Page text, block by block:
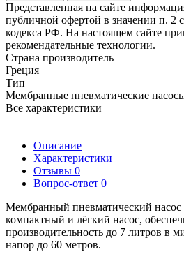
Представленная на сайте
публичной офертой в значении п. 2
кодекса РФ. На настоящем сайте
рекомендательные технологии.
Страна производитель
Греция
Тип
Мембранные пневматические
Все характеристики
Описание
Характеристики
Отзывы 0
Вопрос-ответ 0
Мембранный пневматический насос
компактный и лёгкий насос,
производительность до 7 литров в
напор до 60 метров.